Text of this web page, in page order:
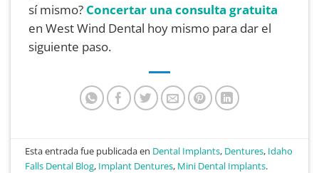
sí mismo? Concertar una consulta gratuita
en West Wind Dental hoy mismo para dar el
siguiente paso.
Esta entrada fue publicada en Dental Implants, Dentures, Idaho
Falls Dental Blog, Implant Dentures, Mini Dental Implants.